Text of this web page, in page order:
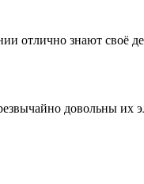
отлично знают своё
довольны